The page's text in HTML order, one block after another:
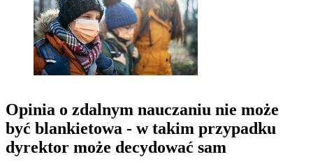
Opinia o zdalnym nauczaniu nie może
być blankietowa - w takim przypadku
dyrektor może decydować sam